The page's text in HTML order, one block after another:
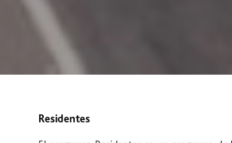
Residentes